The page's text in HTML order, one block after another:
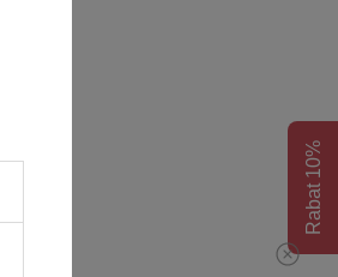
Rabat 10%